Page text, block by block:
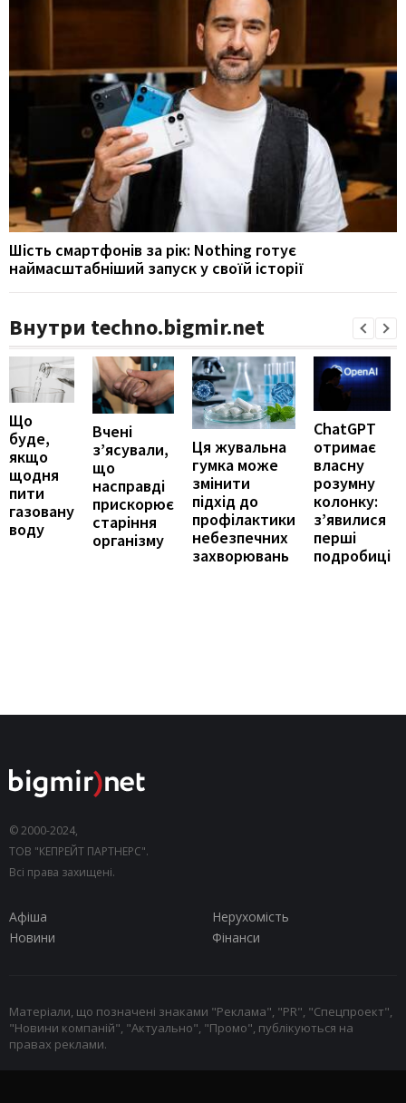
Шість смартфонів за рік: Nothing готує
наймасштабніший запуск у своїй історії
Внутри techno.bigmir.net
Що
буде,
якщо
щодня
пити
газовану
воду
Вчені
з’ясували,
що
насправді
прискорює
старіння
організму
Ця жувальна
гумка може
змінити
підхід до
профілактики
небезпечних
захворювань
ChatGPT
отримає
власну
розумну
колонку:
з’явилися
перші
подробиці
© 2000-2024,
ТОВ "КЕПРЕЙТ ПАРТНЕРС".
Всі права захищені.
Афіша
Нерухомість
Новини
Фінанси
Матеріали, що позначені знаками "Реклама", "PR", "Спецпроект",
"Новини компаній", "Актуально", "Промо", публікуються на
правах реклами.